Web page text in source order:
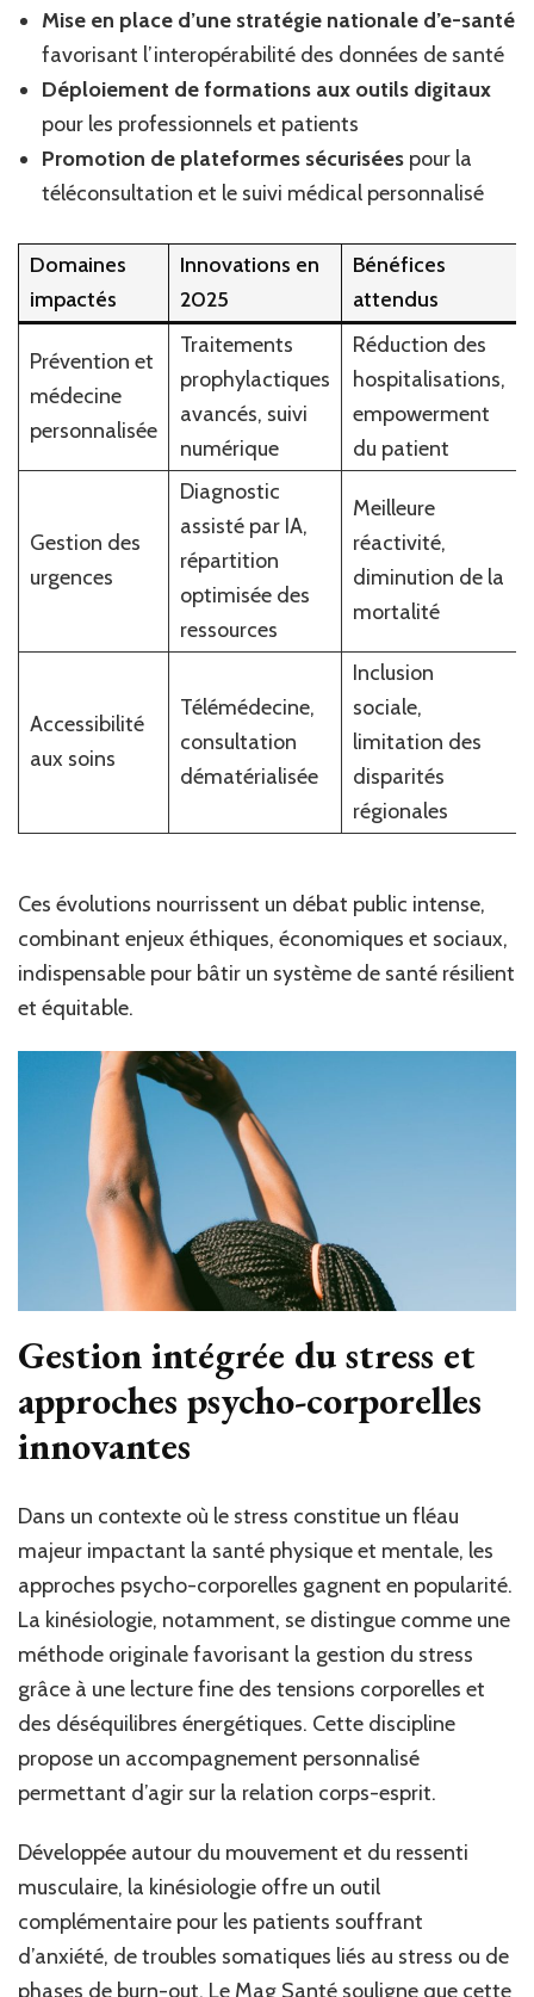
Mise en place d’une stratégie nationale d’e-santé
favorisant l’interopérabilité des données de santé
Déploiement de formations aux outils digitaux
pour les professionnels et patients
Promotion de plateformes sécurisées pour la
téléconsultation et le suivi médical personnalisé
Domaines
impactés
Innovations en
2025
Bénéfices
attendus
Prévention et
médecine
personnalisée
Traitements
prophylactiques
avancés, suivi
numérique
Réduction des
hospitalisations,
empowerment
du patient
Gestion des
urgences
Diagnostic
assisté par IA,
répartition
optimisée des
ressources
Meilleure
réactivité,
diminution de la
mortalité
Accessibilité
aux soins
Télémédecine,
consultation
dématérialisée
Inclusion
sociale,
limitation des
disparités
régionales
Ces évolutions nourrissent un débat public intense,
combinant enjeux éthiques, économiques et sociaux,
indispensable pour bâtir un système de santé résilient
et équitable.
Gestion intégrée du stress et
approches psycho-corporelles
innovantes
Dans un contexte où le stress constitue un fléau
majeur impactant la santé physique et mentale, les
approches psycho-corporelles gagnent en popularité.
La kinésiologie, notamment, se distingue comme une
méthode originale favorisant la gestion du stress
grâce à une lecture fine des tensions corporelles et
des déséquilibres énergétiques. Cette discipline
propose un accompagnement personnalisé
permettant d’agir sur la relation corps-esprit.
Développée autour du mouvement et du ressenti
musculaire, la kinésiologie offre un outil
complémentaire pour les patients souffrant
d’anxiété, de troubles somatiques liés au stress ou de
phases de burn-out. Le Mag Santé souligne que cette